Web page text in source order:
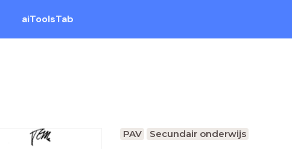
aiToolsTab
PAV Secundair onderwijs